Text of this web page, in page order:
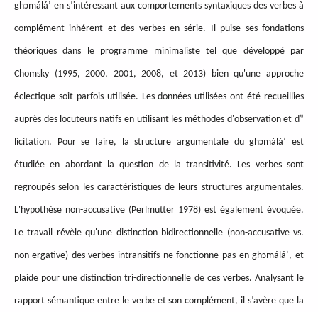
ghɔmáláʼ en s’intéressant aux comportements syntaxiques des verbes à
complément inhérent et des verbes en série. Il puise ses fondations
théoriques dans le programme minimaliste tel que développé par
Chomsky (1995, 2000, 2001, 2008, et 2013) bien qu'une approche
éclectique soit parfois utilisée. Les données utilisées ont été recueillies
auprès des locuteurs natifs en utilisant les méthodes d'observation et d‟
licitation. Pour se faire, la structure argumentale du ghɔmáláʼ est
étudiée en abordant la question de la transitivité. Les verbes sont
regroupés selon les caractéristiques de leurs structures argumentales.
L'hypothèse non-accusative (Perlmutter 1978) est également évoquée.
Le travail révèle qu'une distinction bidirectionnelle (non-accusative vs.
non-ergative) des verbes intransitifs ne fonctionne pas en ghɔmáláʼ, et
plaide pour une distinction tri-directionnelle de ces verbes. Analysant le
rapport sémantique entre le verbe et son complément, il s’avère que la